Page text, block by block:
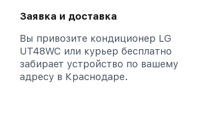
Заявка и доставка
Вы привозите кондиционер LG
UT48WC или курьер бесплатно
забирает устройство по вашему
адресу в Краснодаре.